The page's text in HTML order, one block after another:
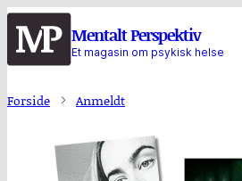
Hopp
til
hovedinnhold
Mentalt Perspektiv
Et magasin om psykisk helse
Forside Anmeldt